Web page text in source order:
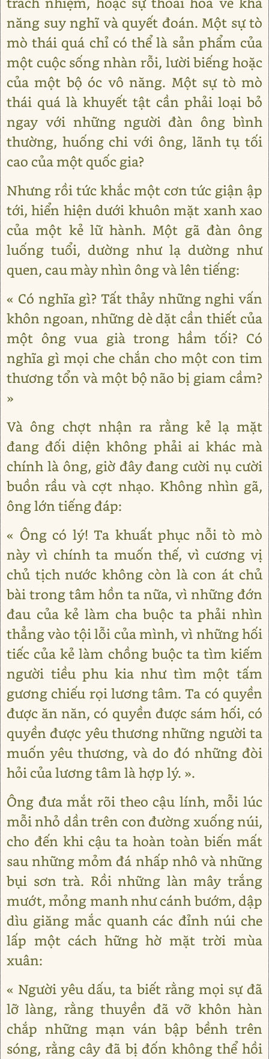
năng suy nghĩ và quyết đoán. Một sự tò
mò thái quá chỉ có thể là sản phẩm của
một cuộc sống nhàn rỗi, lười biếng hoặc
của một bộ óc vô năng. Một sự tò mò
thái quá là khuyết tật cần phải loại bỏ
ngay với những người đàn ông bình
thường, huống chi với ông, lãnh tụ tối
cao của một quốc gia?
Nhưng rồi tức khắc một cơn tức giận ập
tới, hiển hiện dưới khuôn mặt xanh xao
của một kẻ lữ hành. Một gã đàn ông
luống tuổi, dường như lạ dường như
quen, cau mày nhìn ông và lên tiếng:
« Có nghĩa gì? Tất thảy những nghi vấn
khôn ngoan, những dè dặt cần thiết của
một ông vua già trong hầm tối? Có
nghĩa gì mọi che chắn cho một con tim
thương tổn và một bộ não bị giam cầm?
»
Và ông chợt nhận ra rằng kẻ lạ mặt
đang đối diện không phải ai khác mà
chính là ông, giờ đây đang cười nụ cười
buồn rầu và cợt nhạo. Không nhìn gã,
ông lớn tiếng đáp:
« Ông có lý! Ta khuất phục nỗi tò mò
này vì chính ta muốn thế, vì cương vị
chủ tịch nước không còn là con át chủ
bài trong tâm hồn ta nữa, vì những đớn
đau của kẻ làm cha buộc ta phải nhìn
thẳng vào tội lỗi của mình, vì những hối
tiếc của kẻ làm chồng buộc ta tìm kiếm
người tiều phu kia như tìm một tấm
gương chiếu rọi lương tâm. Ta có quyền
được ăn năn, có quyền được sám hối, có
quyền được yêu thương những người ta
muốn yêu thương, và do đó những đòi
hỏi của lương tâm là hợp lý. ».
Ông đưa mắt rõi theo cậu lính, mỗi lúc
mỗi nhỏ dần trên con đường xuống núi,
cho đến khi cậu ta hoàn toàn biến mất
sau những mỏm đá nhấp nhô và những
bụi sơn trà. Rồi những làn mây trắng
mướt, mỏng manh như cánh bướm, dập
dìu giăng mắc quanh các đỉnh núi che
lấp một cách hững hờ mặt trời mùa
xuân:
« Người yêu dấu, ta biết rằng mọi sự đã
lỡ làng, rằng thuyền đã vỡ khôn hàn
chắp những mạn ván bập bềnh trên
sóng, rằng cây đã bị đốn không thể hồi